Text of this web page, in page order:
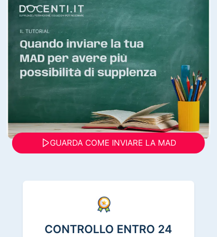
GUARDA COME INVIARE LA MAD
CONTROLLO ENTRO 24